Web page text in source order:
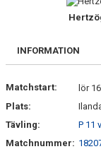
FRISPARKEN
MATCHER
KONTAKTER & LAG
INFORMATION
Matchstart:
lör
Plats:
Tävling:
P 11
Matchnummer: